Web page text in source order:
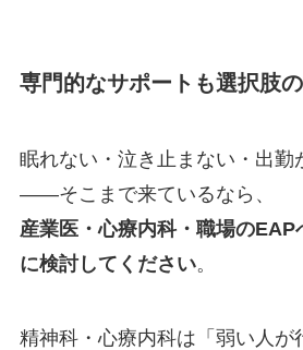
専門的なサポートも選択肢
眠れない・泣き止まない・出勤
——そこまで来ているなら、
産業医・心療内科・職場のEAP
に検討してください。
精神科・心療内科は「弱い人が